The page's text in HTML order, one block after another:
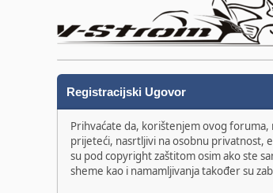
Registracijski Ugovor
Prihvaćate da, korištenjem ovog
prijeteći, nasrtljivi na osobnu privatnost,
su pod copyright zaštitom osim ako ste
sheme kao i namamljivanja također su